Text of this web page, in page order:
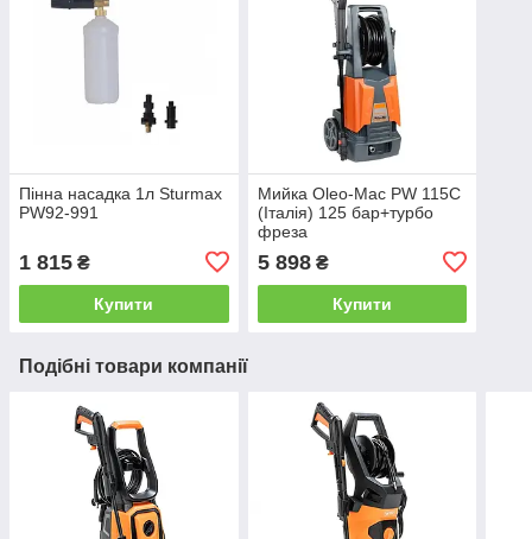
Пінна насадка 1л Sturmax
PW92-991
1 815 ₴
Купити
Мийка Oleo-Mac PW 115C
(Італія) 125 бар+турбо
фреза
5 898₴
Купити
Подібні товари компанії